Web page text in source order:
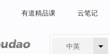
有道精品课 云笔记
中英